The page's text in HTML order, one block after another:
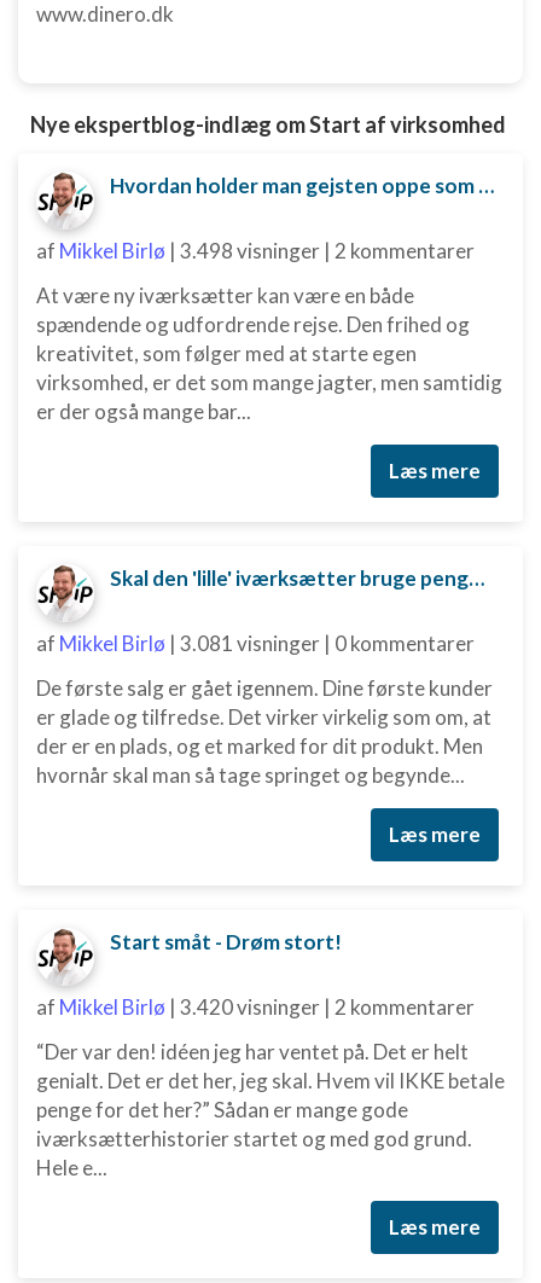
www.dinero.dk
Nye ekspertblog-indlæg om Start af virksomhed
Hvordan holder man gejsten oppe som ny iværksætter?
af Mikkel Birlø | 3.498 visninger | 2 kommentarer
At være ny iværksætter kan være en både
spændende og udfordrende rejse. Den frihed og
kreativitet, som følger med at starte egen
virksomhed, er det som mange jagter, men samtidig
er der også mange bar...
Læs mere
Skal den 'lille' iværksætter bruge penge på digital marketing?
af Mikkel Birlø | 3.081 visninger | 0 kommentarer
De første salg er gået igennem. Dine første kunder
er glade og tilfredse. Det virker virkelig som om, at
der er en plads, og et marked for dit produkt. Men
hvornår skal man så tage springet og begynde...
Læs mere
Start småt - Drøm stort!
af Mikkel Birlø | 3.420 visninger | 2 kommentarer
“Der var den! idéen jeg har ventet på. Det er helt
genialt. Det er det her, jeg skal. Hvem vil IKKE betale
penge for det her?” Sådan er mange gode
iværksætterhistorier startet og med god grund.
Hele e...
Læs mere
Udvikle og forbedre tjenester
Bruge begrænsede oplysninger til at vælge
indhold
IAB Special Features:
Bruge præcise geografiske
placeringsoplysninger
Identificere enheder baseret på aktivt
anmodede oplysninger
Ikke-IAB-behandlingsformål:
Annoncering / marketing